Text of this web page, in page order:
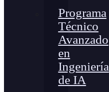
Programa
Técnico
Avanzado
en
Ingeniería
de IA